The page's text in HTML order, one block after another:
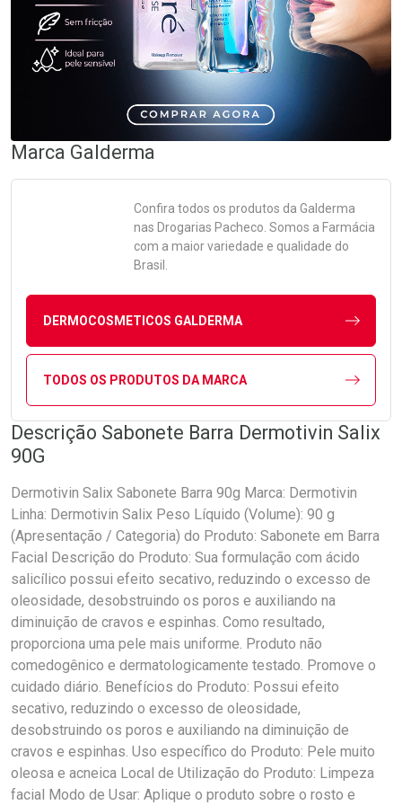
Marca Galderma
Confira todos os produtos da Galderma
nas Drogarias Pacheco. Somos a Farmácia
com a maior variedade e qualidade do
Brasil.
DERMOCOSMETICOS GALDERMA
TODOS OS PRODUTOS DA MARCA
Descrição Sabonete Barra Dermotivin Salix
90G
Dermotivin Salix Sabonete Barra 90g Marca: Dermotivin
Linha: Dermotivin Salix Peso Líquido (Volume): 90 g
(Apresentação / Categoria) do Produto: Sabonete em Barra
Facial Descrição do Produto: Sua formulação com ácido
salicílico possui efeito secativo, reduzindo o excesso de
oleosidade, desobstruindo os poros e auxiliando na
diminuição de cravos e espinhas. Como resultado,
proporciona uma pele mais uniforme. Produto não
comedogênico e dermatologicamente testado. Promove o
cuidado diário. Benefícios do Produto: Possui efeito
secativo, reduzindo o excesso de oleosidade,
desobstruindo os poros e auxiliando na diminuição de
cravos e espinhas. Uso específico do Produto: Pele muito
oleosa e acneica Local de Utilização do Produto: Limpeza
facial Modo de Usar: Aplique o produto sobre o rosto e